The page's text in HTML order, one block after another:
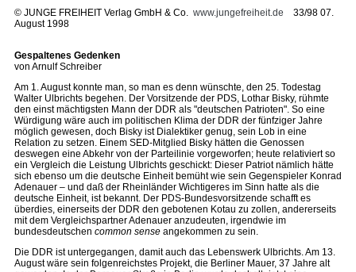
© JUNGE FREIHEIT Verlag GmbH & Co. www.jungefreiheit.de 33/98 07.
August 1998
Gespaltenes Gedenken
von Arnulf Schreiber
Am 1. August konnte man, so man es denn wünschte, den 25. Todestag
Walter Ulbrichts begehen. Der Vorsitzende der PDS, Lothar Bisky, rühmte
den einst mächtigsten Mann der DDR als "deutschen Patrioten". So eine
Würdigung wäre auch im politischen Klima der DDR der fünfziger Jahre
möglich gewesen, doch Bisky ist Dialektiker genug, sein Lob in eine
Relation zu setzen. Einem SED-Mitglied Bisky hätten die Genossen
deswegen eine Abkehr von der Parteilinie vorgeworfen; heute relativiert so
ein Vergleich die Leistung Ulbrichts geschickt: Dieser Patriot nämlich hätte
sich ebenso um die deutsche Einheit bemüht wie sein Gegenspieler Konrad
Adenauer – und daß der Rheinländer Wichtigeres im Sinn hatte als die
deutsche Einheit, ist bekannt. Der PDS-Bundesvorsitzende schafft es
überdies, einerseits der DDR den gebotenen Kotau zu zollen, andererseits
mit dem Vergleichspartner Adenauer anzudeuten, irgendwie im
bundesdeutschen common sense angekommen zu sein.
Die DDR ist untergegangen, damit auch das Lebenswerk Ulbrichts. Am 13.
August wäre sein folgenreichstes Projekt, die Berliner Mauer, 37 Jahre alt